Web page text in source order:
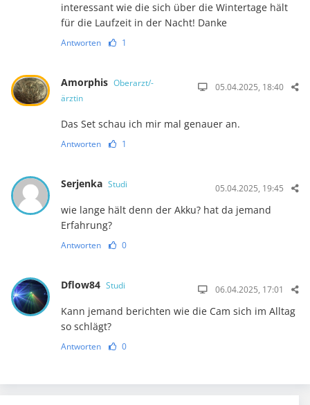
interessant wie die sich über die Wintertage hält
für die Laufzeit in der Nacht! Danke
Antworten 1
Amorphis Oberarzt/-
ärztin
05.04.2025, 18:40
Das Set schau ich mir mal genauer an.
Antworten 1
Serjenka Studi 05.04.2025, 19:45
wie lange hält denn der Akku? hat da jemand
Erfahrung?
Antworten 0
Dflow84 Studi 06.04.2025, 17:01
Kann jemand berichten wie die Cam sich im Alltag
so schlägt?
Antworten 0